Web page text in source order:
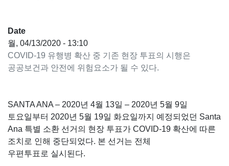
Date
월, 04/13/2020 - 13:10
COVID-19 유행병 확산 중 기존 현장 투표의 시행은
공공보건과 안전에 위험요소가 될 수 있다.
SANTA ANA – 2020년 4월 13일 – 2020년 5월 9일
토요일부터 2020년 5월 19일 화요일까지 예정되었던 Santa
Ana 특별 소환 선거의 현장 투표가 COVID-19 확산에 따른
조치로 인해 중단되었다. 본 선거는 전체
우편투표로 실시된다.